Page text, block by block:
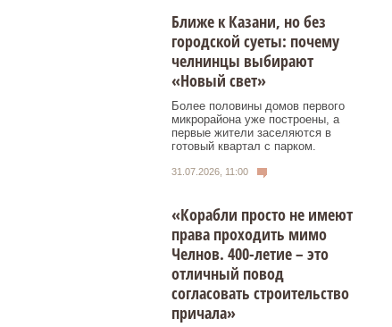
Ближе к Казани, но без
городской суеты: почему
челнинцы выбирают
«Новый свет»
Более половины домов первого
микрорайона уже построены, а
первые жители заселяются в
готовый квартал с парком.
31.07.2026, 11:00
«Корабли просто не имеют
права проходить мимо
Челнов. 400-летие – это
отличный повод
согласовать строительство
причала»